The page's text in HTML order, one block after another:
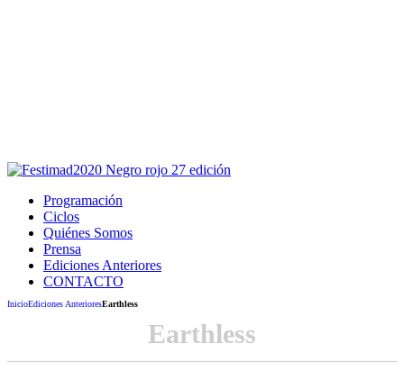
Programación
Ciclos
Quiénes Somos
Prensa
Ediciones Anteriores
CONTACTO
InicioEdiciones AnterioresEarthless
Earthless